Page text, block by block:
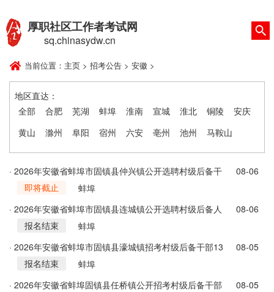
厚职社区工作者考试网
sq.chinasydw.cn
当前位置： 主页 > 招考公告 > 安徽 >
地区直达：
全部
合肥 芜湖 蚌埠 淮南 宣城 淮北 铜陵
安庆
黄山
滁州 阜阳 宿州 六安 亳州 池州 马鞍山
· 2026年安徽省蚌埠市固镇县仲兴镇公开选聘村级后备干
部26名公告
08-06
即将截止
蚌埠
· 2026年安徽省蚌埠市固镇县连城镇公开选聘村级后备人
才23人公告
08-06
报名结束
蚌埠
· 2026年安徽省蚌埠市固镇县濠城镇招考村级后备干部13
人公告
08-05
报名结束
蚌埠
· 2026年安徽省蚌埠固镇县任桥镇公开招考村级后备干部
08-05